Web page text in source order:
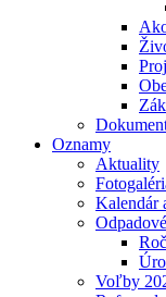
Oznamy
Aktuality
Kalendár
Voľby